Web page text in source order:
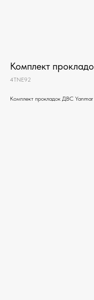
Комплект
4TNE92
Комплект прокладок ДВС